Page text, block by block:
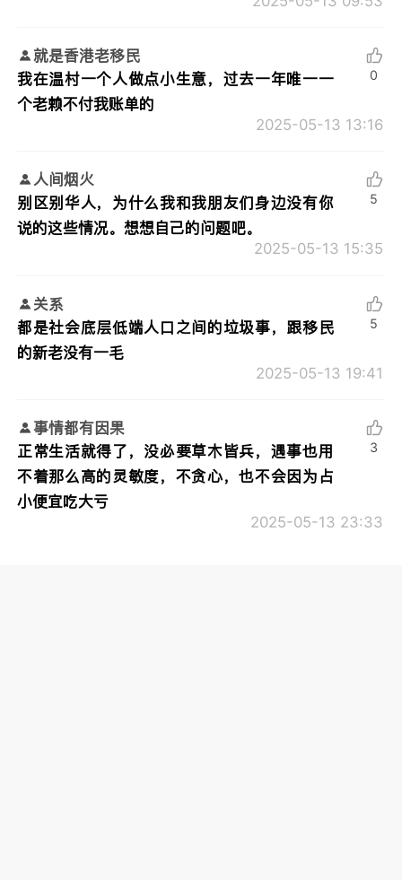
就是香港老移民
我在温村一个人做点小生意，过去一年唯一一
个老赖不付我账单的
2025-05-13 13:16
0
人间烟火
别区别华人，为什么我和我朋友们身边没有你
说的这些情况。想想自己的问题吧。
2025-05-13 15:35
5
关系
都是社会底层低端人口之间的垃圾事，跟移民
的新老没有一毛
2025-05-13 19:41
5
事情都有因果
正常生活就得了，没必要草木皆兵，遇事也用
不着那么高的灵敏度，不贪心，也不会因为占
小便宜吃大亏
2025-05-13 23:33
3